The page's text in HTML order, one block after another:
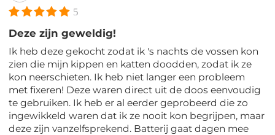
5
Deze zijn geweldig!
Ik heb deze gekocht zodat ik 's nachts de vossen kon
zien die mijn kippen en katten doodden, zodat ik ze
kon neerschieten. Ik heb niet langer een probleem
met fixeren! Deze waren direct uit de doos eenvoudig
te gebruiken. Ik heb er al eerder geprobeerd die zo
ingewikkeld waren dat ik ze nooit kon begrijpen, maar
deze zijn vanzelfsprekend. Batterij gaat dagen mee